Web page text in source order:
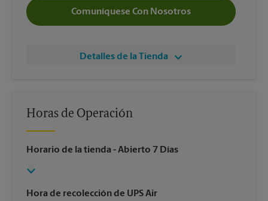
Comuníquese Con Nosotros
Detalles de la Tienda
Horas de Operación
Horario de la tienda - Abierto 7 Días
Hora de recolección de UPS Air